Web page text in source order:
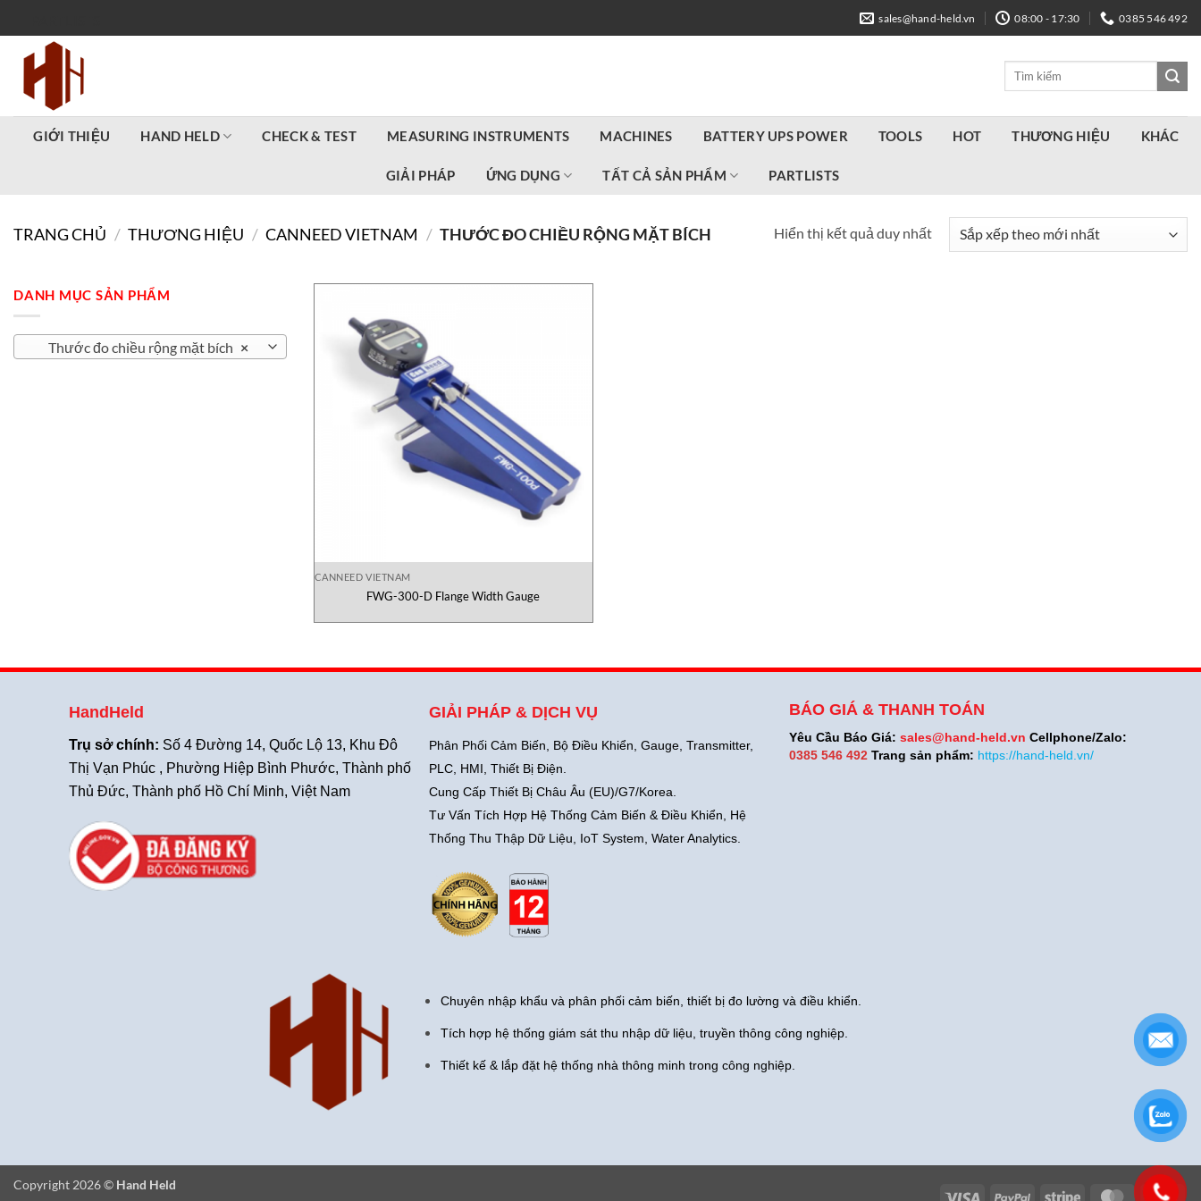
qua
sales@hand-held.vn 08:00 - 17:30 0385 546 492
Tìm
GIỚI THIỆU HAND HELD CHECK & TEST MEASURING INSTRUMENTS MACHINES BATTERY UPS POWER TOOLS HOT THƯƠNG HIỆU KHÁC
GIẢI PHÁP ỨNG DỤNG TẤT CẢ SẢN PHẨM PARTLISTS
TRANG CHỦ / THƯƠNG HIỆU / CANNEED VIETNAM / THƯỚC ĐO CHIỀU RỘNG MẶT BÍCH Hiển thị kết quả duy nhất
DANH MỤC SẢN PHẨM
×
Thước đo chiều rộng mặt bích
CANNEED VIETNAM
FWG-300-D Flange Width Gauge
HandHeld
Trụ sở chính: Số 4 Đường 14, Quốc Lộ 13, Khu Đô
Thị Vạn Phúc , Phường Hiệp Bình Phước, Thành phố
Thủ Đức, Thành phố Hồ Chí Minh, Việt Nam
GIẢI PHÁP & DỊCH VỤ
Phân Phối Cảm Biến, Bộ Điều Khiển, Gauge, Transmitter,
PLC, HMI, Thiết Bị Điện.
Cung Cấp Thiết Bị Châu Âu (EU)/G7/Korea.
Tư Vấn Tích Hợp Hệ Thống Cảm Biến & Điều Khiển, Hệ
Thống Thu Thập Dữ Liệu, IoT System, Water Analytics.
BÁO GIÁ & THANH TOÁN
Yêu Cầu Báo Giá: sales@hand-held.vn Cellphone/Zalo:
0385 546 492Trang sản phẩm: https://hand-held.vn/
Chuyên nhập khẩu và phân phối cảm biến, thiết bị đo lường và điều khiển.
Tích hợp hệ thống giám sát thu nhập dữ liệu, truyền thông công nghiệp.
Thiết kế & lắp đặt hệ thống nhà thông minh trong công nghiệp.
Visa PayPal Stripe MasterCard
Copyright 2026 © Hand Held